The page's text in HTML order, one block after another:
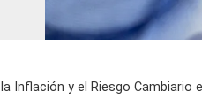
Inflación y el Riesgo Cambiario